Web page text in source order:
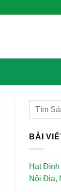
BÀI
Hạt Đình
Nội Địa,